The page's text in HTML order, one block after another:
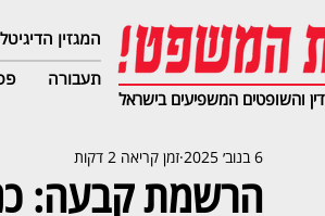
המגזין
תעבורה
והשופטים המשפיעים בישראל
6 בנוב׳ 2025 זמן קריאה 2 דקות